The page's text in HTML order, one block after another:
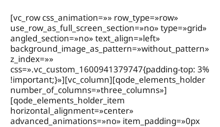
[vc_row css_animation=»» row_type=»row»
use_row_as_full_screen_section=»no» type=»grid»
angled_section=»no» text_align=»left»
background_image_as_pattern=»without_pattern»
z_index=»»
css=».vc_custom_1600941379747{padding-top: 3%
!important;}»][vc_column][qode_elements_holder
number_of_columns=»three_columns»]
[qode_elements_holder_item
horizontal_alignment=»center»
advanced_animations=»no» item_padding=»0px